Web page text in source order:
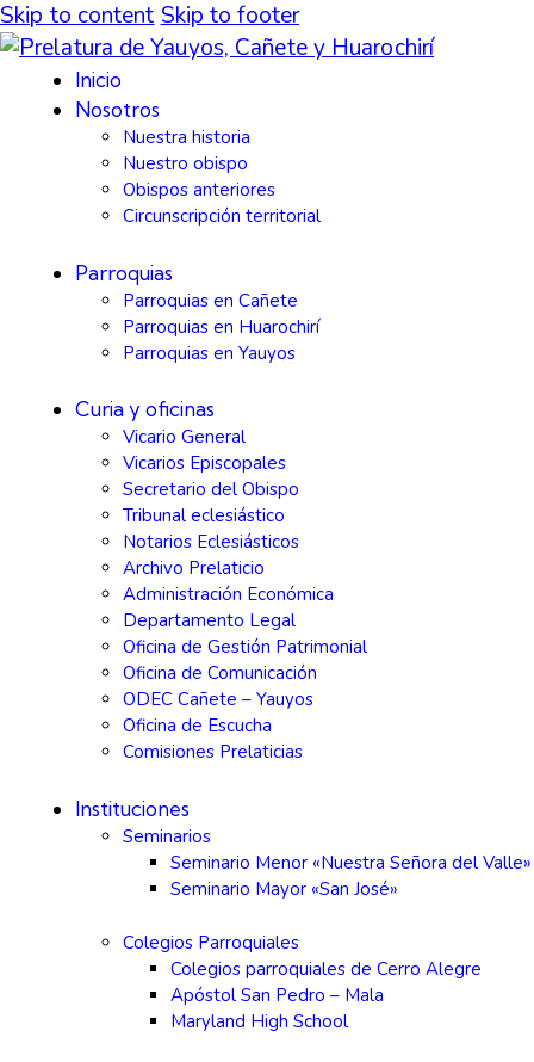
Skip to content Skip to footer
Inicio
Nosotros
Nuestra historia
Nuestro obispo
Obispos anteriores
Circunscripción territorial
Parroquias
Parroquias en Cañete
Parroquias en Huarochirí
Parroquias en Yauyos
Curia y oficinas
Vicario General
Vicarios Episcopales
Secretario del Obispo
Tribunal eclesiástico
Notarios Eclesiásticos
Archivo Prelaticio
Administración Económica
Departamento Legal
Oficina de Gestión Patrimonial
Oficina de Comunicación
ODEC Cañete – Yauyos
Oficina de Escucha
Comisiones Prelaticias
Instituciones
Seminarios
Seminario Menor «Nuestra Señora del Valle»
Seminario Mayor «San José»
Colegios Parroquiales
Colegios parroquiales de Cerro Alegre
Apóstol San Pedro – Mala
Maryland High School